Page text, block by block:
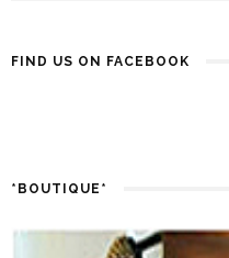
FIND US ON FACEBOOK
*BOUTIQUE*